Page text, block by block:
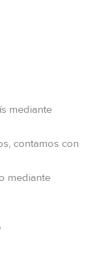
mediante
contamos con
mediante